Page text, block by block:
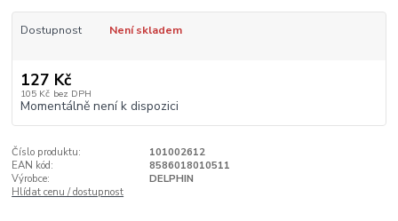
Dostupnost Není skladem
127 Kč
105 Kč bez DPH
Momentálně není k dispozici
Číslo produktu:
101002612
EAN kód:
8586018010511
Výrobce:
DELPHIN
Hlídat cenu / dostupnost